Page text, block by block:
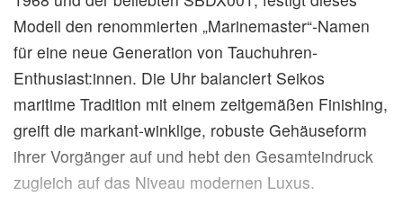
Modell den renommierten „Marinemaster“-Namen
für eine neue Generation von Tauchuhren-
Enthusiast:innen. Die Uhr balanciert Seikos
maritime Tradition mit einem zeitgemäßen Finishing,
greift die markant-winklige, robuste Gehäuseform
ihrer Vorgänger auf und hebt den Gesamteindruck
zugleich auf das Niveau modernen Luxus.